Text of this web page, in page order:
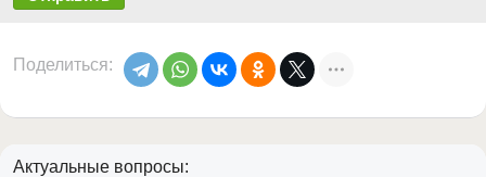
Поделиться:
Актуальные вопросы: